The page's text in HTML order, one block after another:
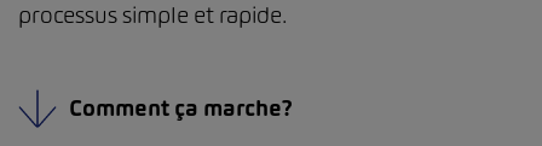
processus simple et rapide.
Comment ça marche?